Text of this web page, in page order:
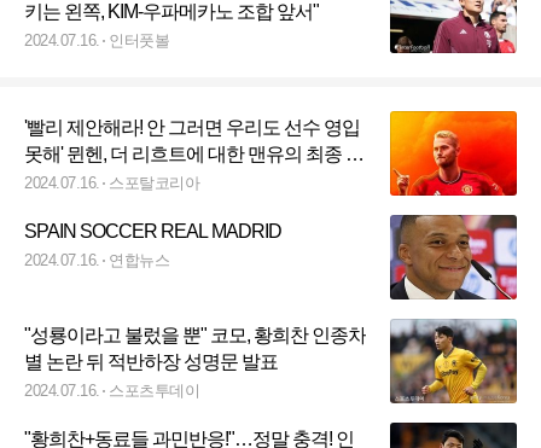
키는 왼쪽, KIM-우파메카노 조합 앞서"
2024.07.16. 인터풋볼
'빨리 제안해라! 안 그러면 우리도 선수 영입
못해' 뮌헨, 더 리흐트에 대한 맨유의 최종 제
안 기다리는 중
2024.07.16. 스포탈코리아
SPAIN SOCCER REAL MADRID
2024.07.16. 연합뉴스
"성룡이라고 불렀을 뿐" 코모, 황희찬 인종차
별 논란 뒤 적반하장 성명문 발표
2024.07.16. 스포츠투데이
"황희찬+동료들 과민반응!"…정말 충격! 인